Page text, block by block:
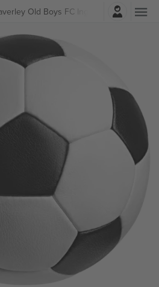
Old Boys FC Ingressos
Entrar